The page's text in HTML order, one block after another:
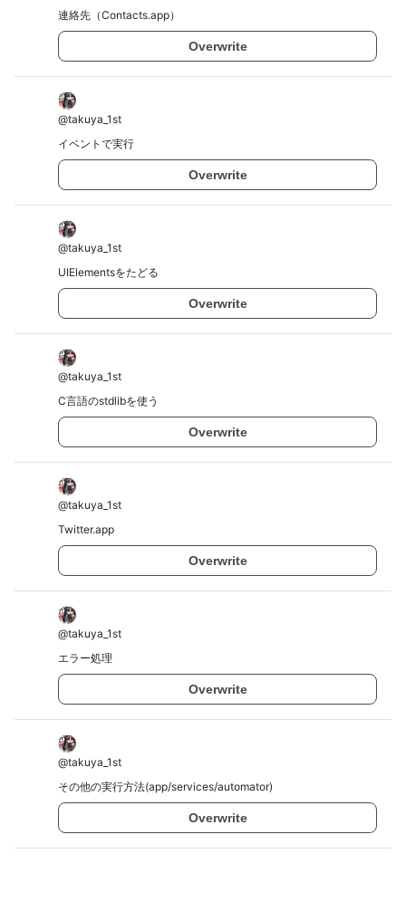
連絡先（Contacts.app）
Overwrite
@takuya_1st
イベントで実行
Overwrite
@takuya_1st
UIElementsをたどる
Overwrite
@takuya_1st
C言語のstdlibを使う
Overwrite
@takuya_1st
Twitter.app
Overwrite
@takuya_1st
エラー処理
Overwrite
@takuya_1st
その他の実行方法(app/services/automator)
Overwrite